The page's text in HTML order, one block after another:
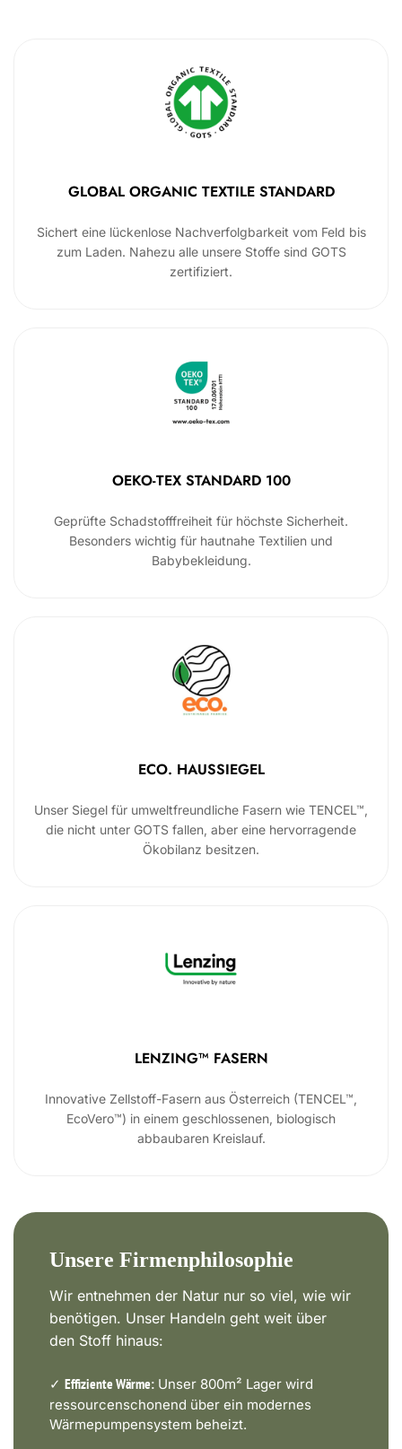
GLOBAL ORGANIC TEXTILE STANDARD
Sichert eine lückenlose Nachverfolgbarkeit vom Feld bis
zum Laden. Nahezu alle unsere Stoffe sind GOTS
zertifiziert.
OEKO-TEX STANDARD 100
Geprüfte Schadstofffreiheit für höchste Sicherheit.
Besonders wichtig für hautnahe Textilien und
Babybekleidung.
ECO. HAUSSIEGEL
Unser Siegel für umweltfreundliche Fasern wie TENCEL™,
die nicht unter GOTS fallen, aber eine hervorragende
Ökobilanz besitzen.
LENZING™ FASERN
Innovative Zellstoff-Fasern aus Österreich (TENCEL™,
EcoVero™) in einem geschlossenen, biologisch
abbaubaren Kreislauf.
Unsere Firmenphilosophie
Wir entnehmen der Natur nur so viel, wie wir
benötigen. Unser Handeln geht weit über
den Stoff hinaus:
✓ Effiziente Wärme: Unser 800m² Lager wird
ressourcenschonend über ein modernes
Wärmepumpensystem beheizt.